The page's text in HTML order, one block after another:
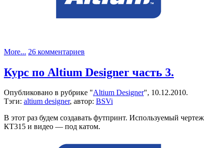
More... 26 комментариев
Курс
по
Designer
часть
Курс по Altium Designer часть 3.
Опубликовано в рубрике "Altium Designer", 10.12.2010.
Тэги: altium designer, автор: BSVi
В этот раз будем создавать футпринт. Используемый чертеж
КТ315 и видео — под катом.